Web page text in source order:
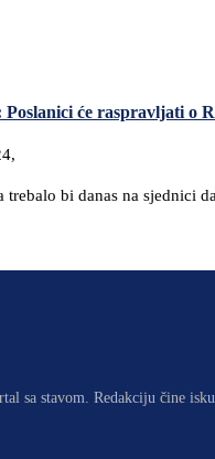
će raspravljati o
trebalo bi danas na sjednici
sa stavom. Redakciju čine